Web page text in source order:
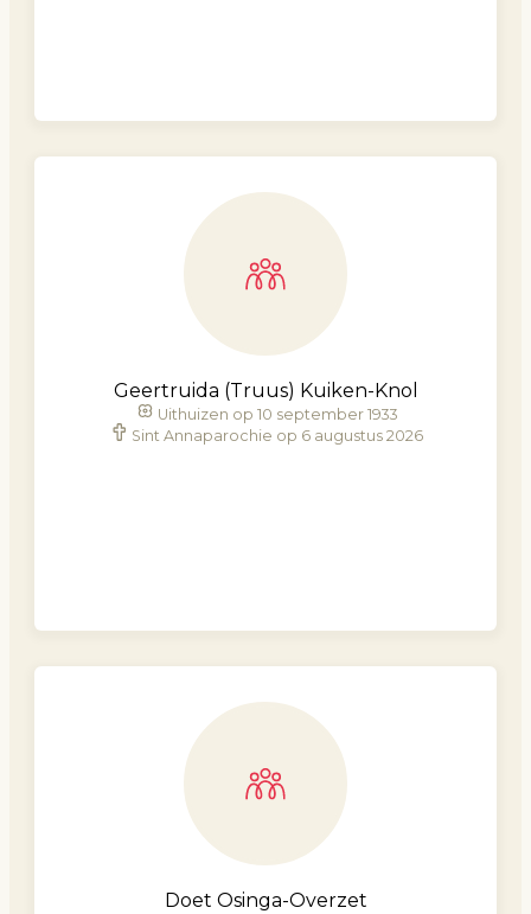
Geertruida (Truus) Kuiken-Knol
Uithuizen op 10 september 1933
Sint Annaparochie op 6 augustus 2026
Doet Osinga-Overzet